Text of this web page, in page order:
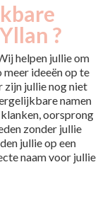
?
helpen jullie om
ideeën op te
zijn jullie nog niet
namen
oorsprong
zonder jullie
jullie op een
naam voor jullie